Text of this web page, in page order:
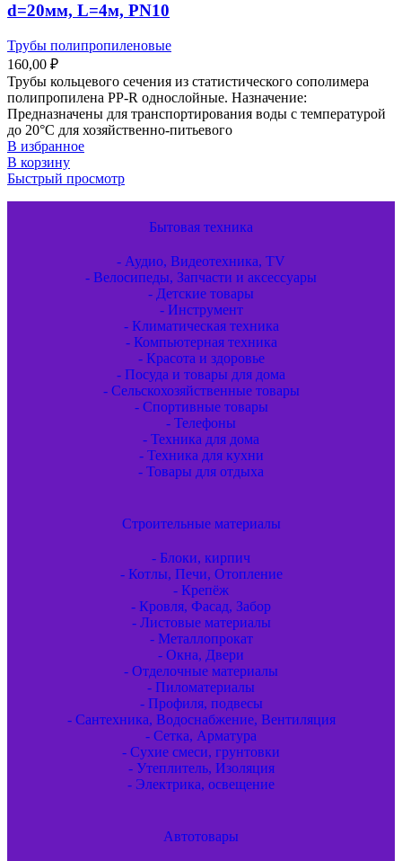
d=20мм, L=4м, PN10
Трубы полипропиленовые
160,00 ₽
Трубы кольцевого сечения из статистического сополимера
полипропилена PP-R однослойные. Назначение:
Предназначены для транспортирования воды с температурой
до 20°С для хозяйственно-питьевого
В избранное
В корзину
Быстрый просмотр
Бытовая техника
- Аудио, Видеотехника, TV
- Велосипеды, Запчасти и аксессуары
- Детские товары
- Инструмент
- Климатическая техника
- Компьютерная техника
- Красота и здоровье
- Посуда и товары для дома
- Сельскохозяйственные товары
- Спортивные товары
- Телефоны
- Техника для дома
- Техника для кухни
- Товары для отдыха
Строительные материалы
- Блоки, кирпич
- Котлы, Печи, Отопление
- Крепёж
- Кровля, Фасад, Забор
- Листовые материалы
- Металлопрокат
- Окна, Двери
- Отделочные материалы
- Пиломатериалы
- Профиля, подвесы
- Сантехника, Водоснабжение, Вентиляция
- Сетка, Арматура
- Сухие смеси, грунтовки
- Утеплитель, Изоляция
- Электрика, освещение
Автотовары